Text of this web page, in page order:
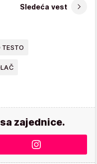
Sledeća vest
TESTO
zajednice.